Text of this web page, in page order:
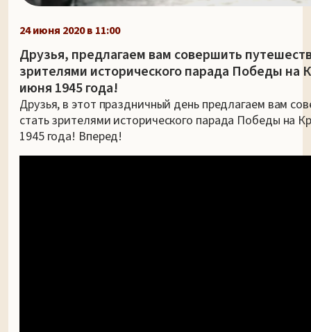
24 июня 2020 в 11:00
Друзья, предлагаем вам совершить
зрителями исторического парада Победы на
июня 1945 года!
Друзья, в этот праздничный день предлагаем вам
стать зрителями исторического парада Победы на
1945 года! Вперед!